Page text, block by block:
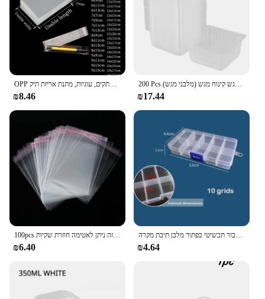
OPP עצמי איטום שקוף פלסטיק תיק, צלופן, דביק אריזה, תכשיטים, ממתקים, עוגיות, מתנת אריזת תיק
₪8.46
200 Pcs אריזה פנימי מגש פלסטיק שלפוחית מגש שקוף ירוק שעועית עוגת פנימי מגש קינוח מגש (מלבני מגש)
₪17.44
100pcs מרובה גודל ברור דביק צ 'לו צלופן תיק עצמי איטום קטן פלסטיק שקיות ממתקי אריזה ניתן לאטימה חוזרת שקיות
₪6.40
אחסון וארגון15 רשתות שקוף פלסטיק אחסון ארגונית תא מתכוונן מיכל תיבת עבור תכשיטי כפתור מלבן תיבת מקרה
₪4.64